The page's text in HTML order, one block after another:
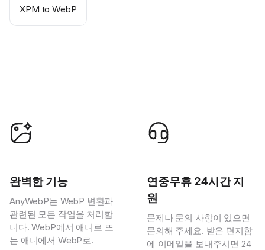
XPM to WebP
완벽한 기능
AnyWebP는 WebP 변환과
관련된 모든 작업을 처리합
니다. WebP에서 애니로 또
는 애니에서 WebP로.
연중무휴 24시간 지
원
문제나 문의 사항이 있으면
문의해 주세요. 받은 편지함
에 이메일을 보내주시면 24